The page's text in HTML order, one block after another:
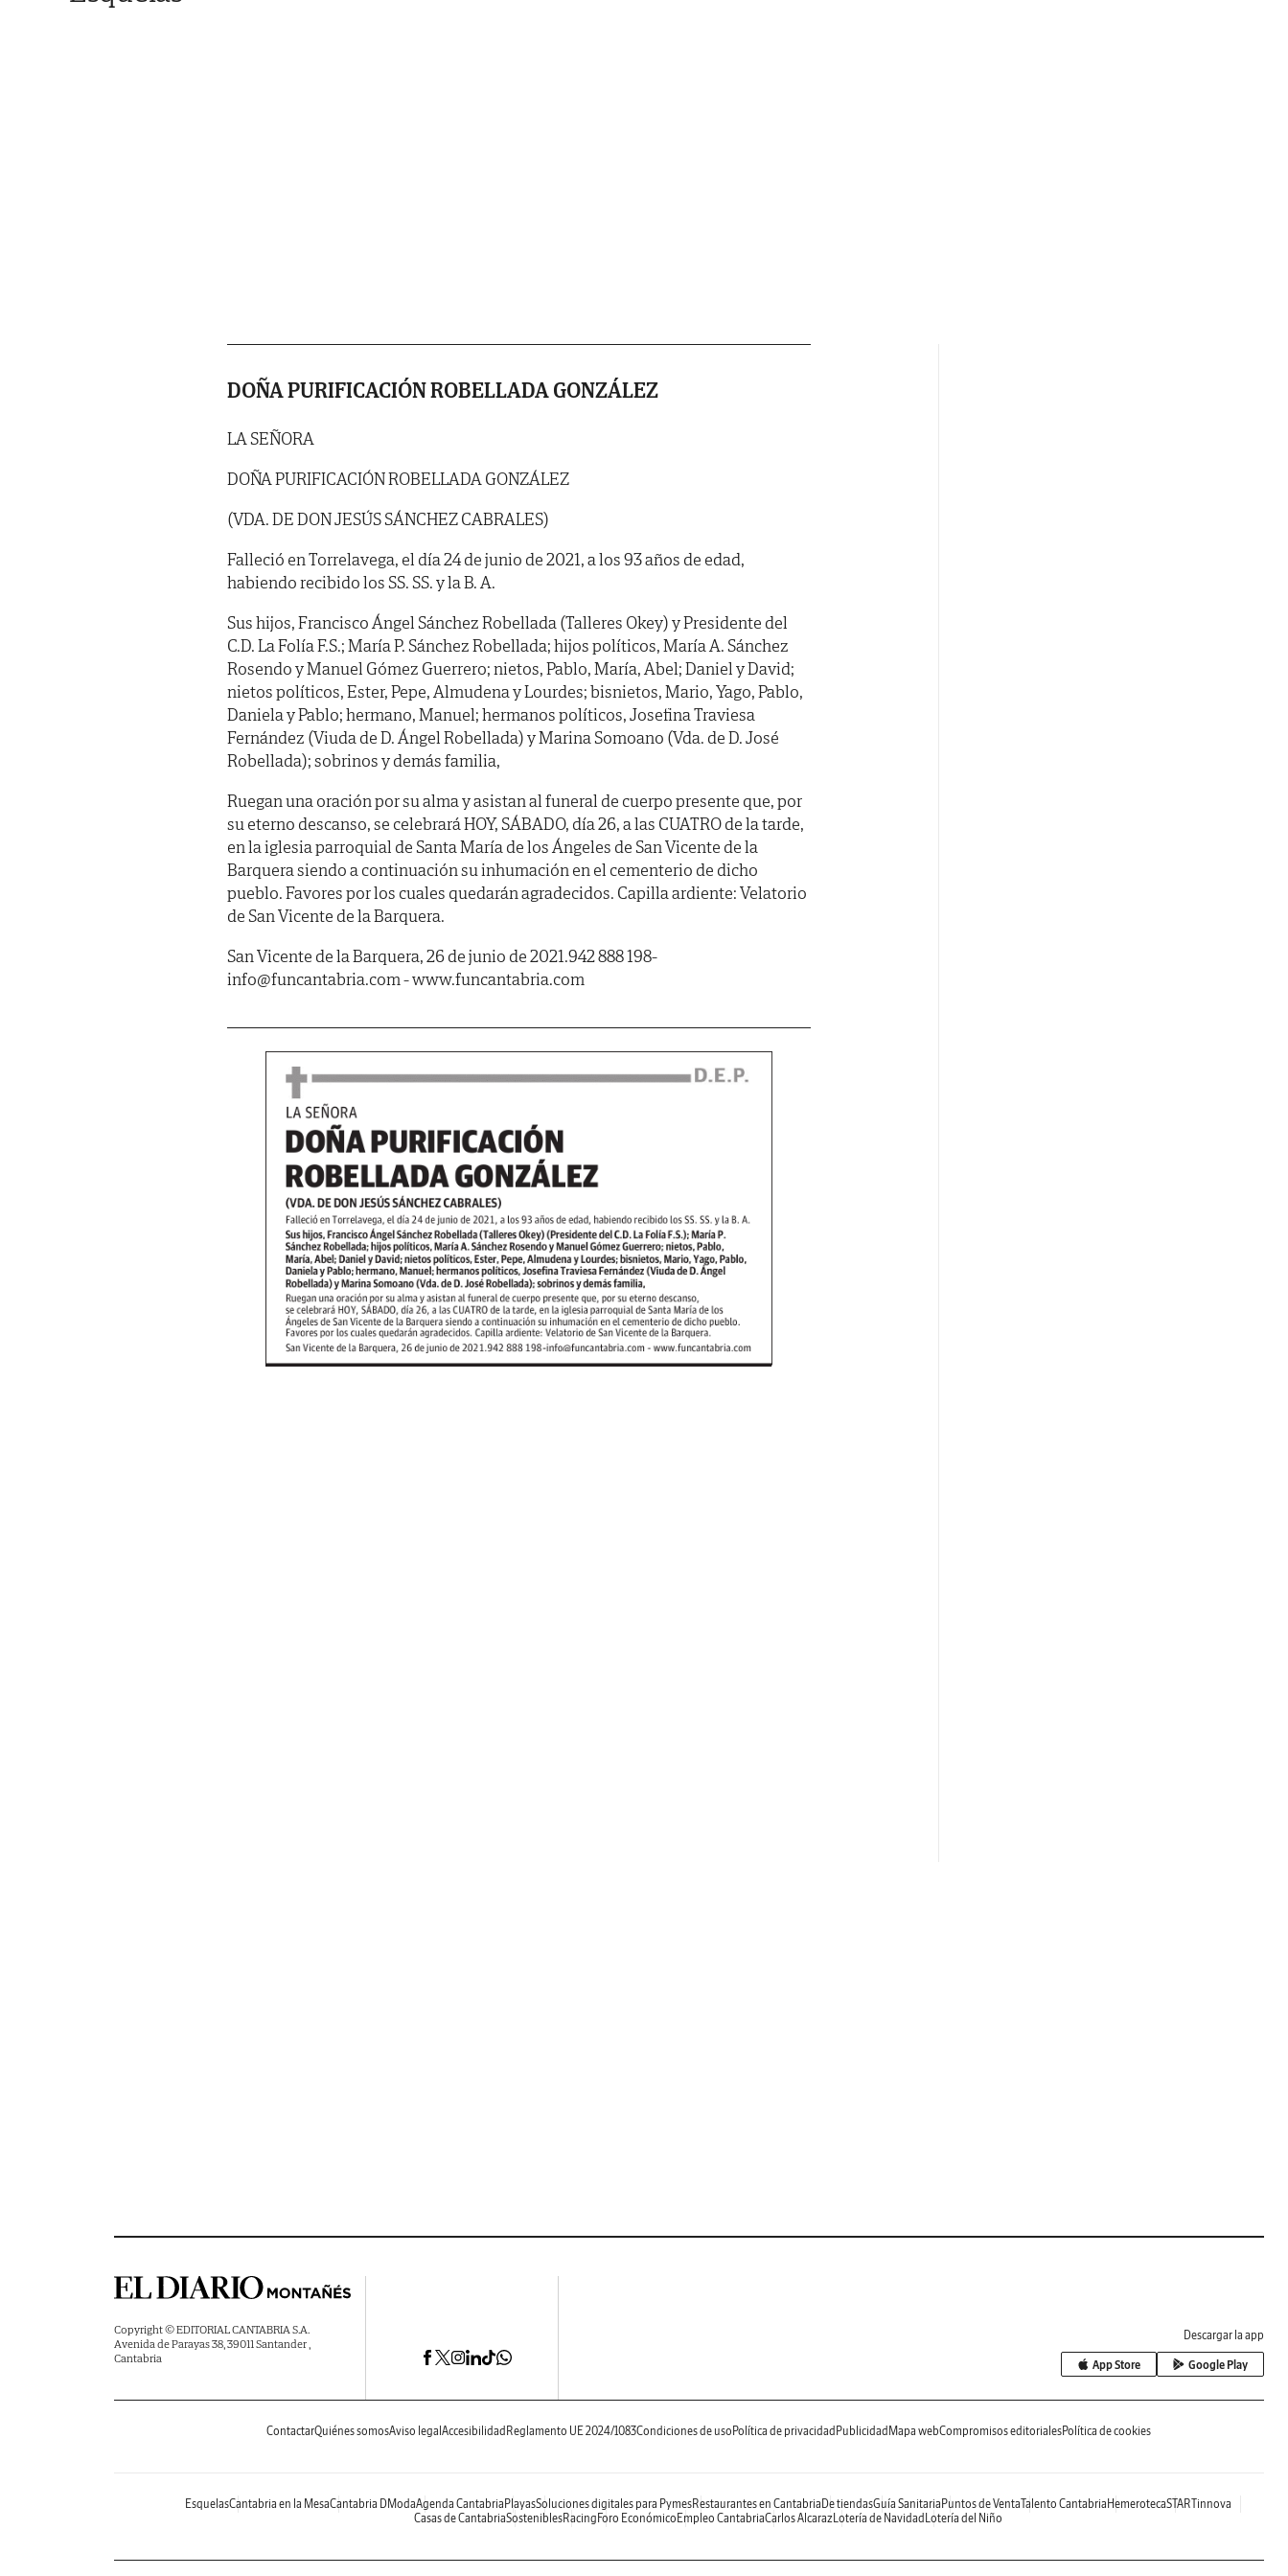
DOÑA PURIFICACIÓN ROBELLADA GONZÁLEZ
LA SEÑORA
DOÑA PURIFICACIÓN ROBELLADA GONZÁLEZ
(VDA. DE DON JESÚS SÁNCHEZ CABRALES)
Falleció en Torrelavega, el día 24 de junio de 2021, a los 93 años de edad,
habiendo recibido los SS. SS. y la B. A.
Sus hijos, Francisco Ángel Sánchez Robellada (Talleres Okey) y Presidente del
C.D. La Folía F.S.; María P. Sánchez Robellada; hijos políticos, María A. Sánchez
Rosendo y Manuel Gómez Guerrero; nietos, Pablo, María, Abel; Daniel y David;
nietos políticos, Ester, Pepe, Almudena y Lourdes; bisnietos, Mario, Yago, Pablo,
Daniela y Pablo; hermano, Manuel; hermanos políticos, Josefina Traviesa
Fernández (Viuda de D. Ángel Robellada) y Marina Somoano (Vda. de D. José
Robellada); sobrinos y demás familia,
Ruegan una oración por su alma y asistan al funeral de cuerpo presente que, por
su eterno descanso, se celebrará HOY, SÁBADO, día 26, a las CUATRO de la tarde,
en la iglesia parroquial de Santa María de los Ángeles de San Vicente de la
Barquera siendo a continuación su inhumación en el cementerio de dicho
pueblo. Favores por los cuales quedarán agradecidos. Capilla ardiente: Velatorio
de San Vicente de la Barquera.
San Vicente de la Barquera, 26 de junio de 2021.942 888 198-
info@funcantabria.com - www.funcantabria.com
Copyright © EDITORIAL CANTABRIA S.A.
Avenida de Parayas 38, 39011 Santander ,
Cantabria
Descargar la app
App Store Google Play
ContactarQuiénes somosAviso legal Accesibilidad Reglamento UE 2024/1083Condiciones de uso Política de privacidad Publicidad Mapa webCompromisos editorialesPolítica de cookies
EsquelasCantabria en la MesaCantabria DModaAgenda Cantabria PlayasSoluciones digitales para PymesRestaurantes en Cantabria De tiendasGuía Sanitaria Puntos de VentaTalento Cantabria HemerotecaSTARTinnova
Casas de CantabriaSosteniblesRacing Foro Económico Empleo CantabriaCarlos AlcarazLotería de Navidad Lotería del Niño